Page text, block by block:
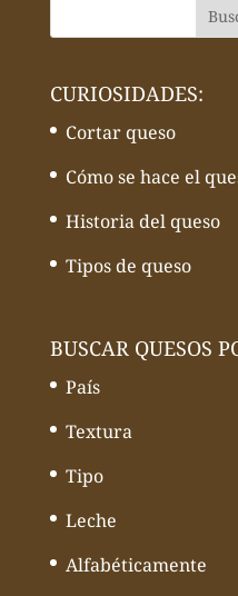
CURIOSIDADES:
Cortar queso
Cómo se hace el
Historia del queso
Tipos de queso
BUSCAR QUESOS
País
Textura
Tipo
Leche
Alfabéticamente